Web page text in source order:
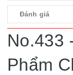
Đánh giá
No.433
Phẩm